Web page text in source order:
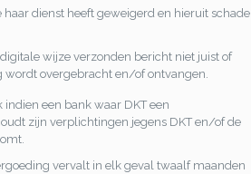
haar dienst heeft geweigerd en hieruit schade
wijze verzonden bericht niet juist of
wordt overgebracht en/of ontvangen.
indien een bank waar DKT een
zijn verplichtingen jegens DKT en/of de
vervalt in elk geval twaalf maanden